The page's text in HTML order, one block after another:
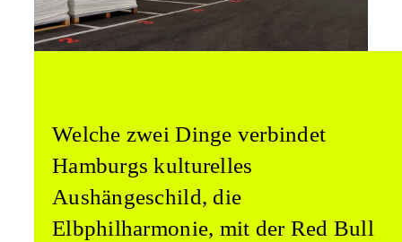
Welche zwei Dinge verbindet
Hamburgs kulturelles
Aushängeschild, die
Elbphilharmonie, mit der Red Bull